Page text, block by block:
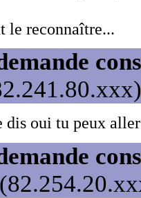
le reconnaître...
dis oui tu peux